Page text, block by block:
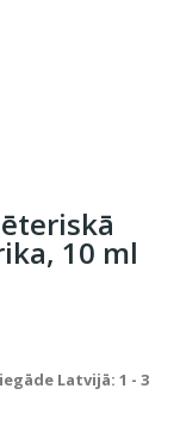
10 ml
Latvijā: 1 - 3